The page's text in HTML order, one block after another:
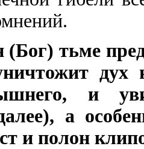
тьме
дух
и
а
и полон